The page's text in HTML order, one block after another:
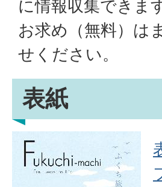
に情報収集できま
お求め（無料）は
せください。
表紙